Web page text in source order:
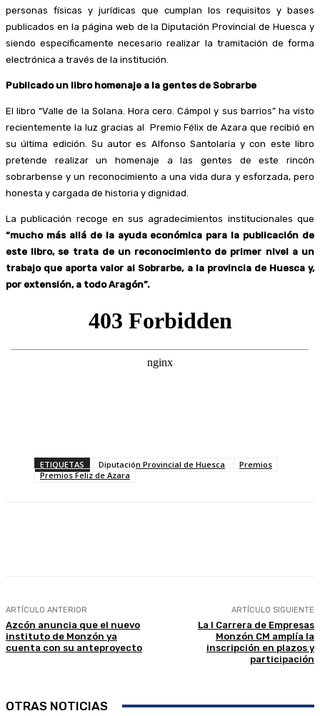
personas físicas y jurídicas que cumplan los requisitos y bases
publicados en la página web de la Diputación Provincial de Huesca y
siendo específicamente necesario realizar la tramitación de forma
electrónica a través de la institución.
Publicado un libro homenaje a la gentes de Sobrarbe
El libro “Valle de la Solana. Hora cero. Cámpol y sus barrios” ha visto
recientemente la luz gracias al Premio Félix de Azara que recibió en
su última edición. Su autor es Alfonso Santolaria y con este libro
pretende realizar un homenaje a las gentes de este rincón
sobrarbense y un reconocimiento a una vida dura y esforzada, pero
honesta y cargada de historia y dignidad.
La publicación recoge en sus agradecimientos institucionales que
“mucho más allá de la ayuda económica para la publicación de
este libro, se trata de un reconocimiento de primer nivel a un
trabajo que aporta valor al Sobrarbe, a la provincia de Huesca y,
por extensión, a todo Aragón”.
ETIQUETAS Diputación Provincial de Huesca
Premios
Premios Feliz de Azara
ARTÍCULO ANTERIOR
Azcón anuncia que el nuevo
instituto de Monzón ya
cuenta con su anteproyecto
ARTÍCULO SIGUIENTE
La I Carrera de Empresas
Monzón CM amplía la
inscripción en plazos y
participación
OTRAS NOTICIAS